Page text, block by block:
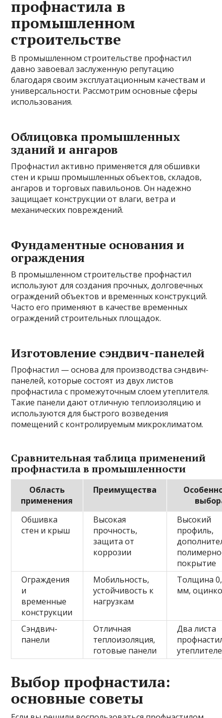
профнастила в
промышленном
строительстве
В промышленном строительстве профнастил
давно завоевал заслуженную репутацию
благодаря своим эксплуатационным качествам и
универсальности. Рассмотрим основные сферы
использования.
Облицовка промышленных
зданий и ангаров
Профнастил активно применяется для обшивки
стен и крыш промышленных объектов, складов,
ангаров и торговых павильонов. Он надежно
защищает конструкции от влаги, ветра и
механических повреждений.
Фундаментные основания и
ограждения
В промышленном строительстве профнастил
используют для создания прочных, долговечных
ограждений объектов и временных конструкций.
Часто его применяют в качестве временных
ограждений строительных площадок.
Изготовление сэндвич-панелей
Профнастил — основа для производства сэндвич-
панелей, которые состоят из двух листов
профнастила с промежуточным слоем утеплителя.
Такие панели дают отличную теплоизоляцию и
используются для быстрого возведения
помещений с контролируемым микроклиматом.
Сравнительная таблица применений
профнастила в промышленности
Область
применения
Преимущества
Обшивка
стен и крыш
Высокая
прочность,
защита от
коррозии
Высокий
профиль,
покрытие
Ограждения
и
временные
конструкции
Мобильность,
устойчивость к
нагрузкам
Толщина
мм,
Сэндвич-
панели
Отличная
теплоизоляция,
готовые панели
Два листа
Выбор профнастила:
основные советы